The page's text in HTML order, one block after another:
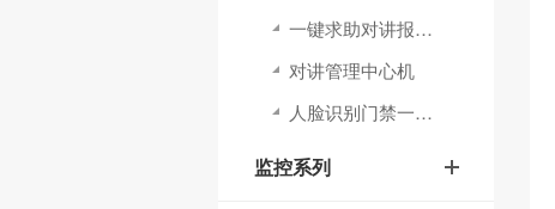
一键求助对讲报警柱
对讲管理中心机
人脸识别门禁一体机
监控系列